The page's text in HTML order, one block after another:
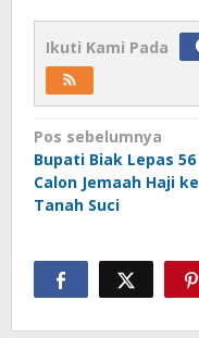
Ikuti Kami Pada
Navigasi
pos
Pos sebelumnya
Bupati Biak Lepas 56
Calon Jemaah Haji ke
Tanah Suci